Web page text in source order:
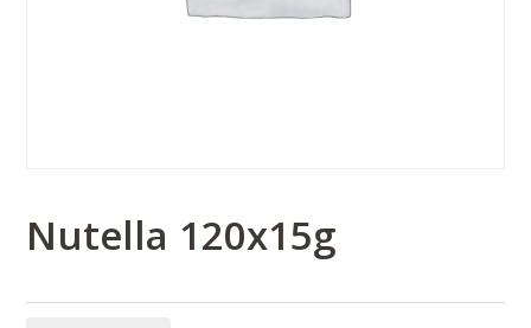
Nutella 120x15g